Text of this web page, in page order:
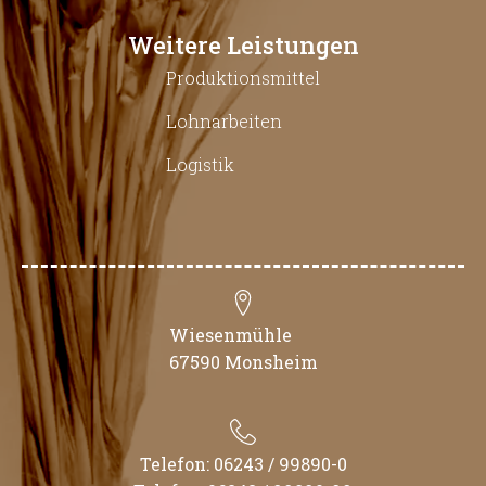
Weitere Leistungen
Produktionsmittel
Lohnarbeiten
Logistik
Wiesenmühle
67590 Monsheim
Telefon: 06243 / 99890-0